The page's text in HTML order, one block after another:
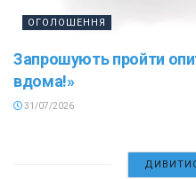
ОГОЛОШЕННЯ
Запрошують пройти
вдома!»
31/07/2026